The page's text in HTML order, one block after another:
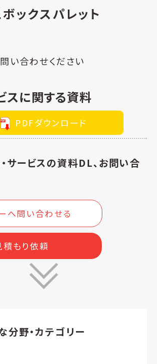
ックスパレット
い合わせください
スに関する資料
PDFダウンロード
サービスの資料DL、お問い合
へ問い合わせる
積もり依頼
分野・カテゴリー